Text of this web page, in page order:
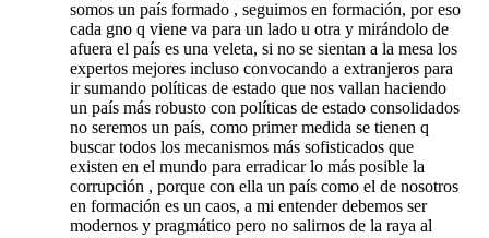
somos un país formado , seguimos en formación, por eso
cada gno q viene va para un lado u otra y mirándolo de
afuera el país es una veleta, si no se sientan a la mesa los
expertos mejores incluso convocando a extranjeros para
ir sumando políticas de estado que nos vallan haciendo
un país más robusto con políticas de estado consolidados
no seremos un país, como primer medida se tienen q
buscar todos los mecanismos más sofisticados que
existen en el mundo para erradicar lo más posible la
corrupción , porque con ella un país como el de nosotros
en formación es un caos, a mi entender debemos ser
modernos y pragmático pero no salirnos de la raya al